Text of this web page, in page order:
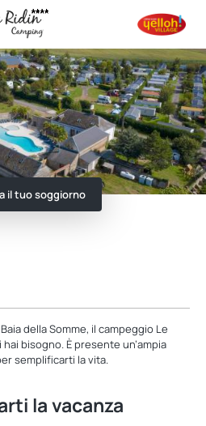
il tuo soggiorno
della Somme, il campeggio Le
bisogno. È presente un’ampia
semplificarti la vita.
la vacanza